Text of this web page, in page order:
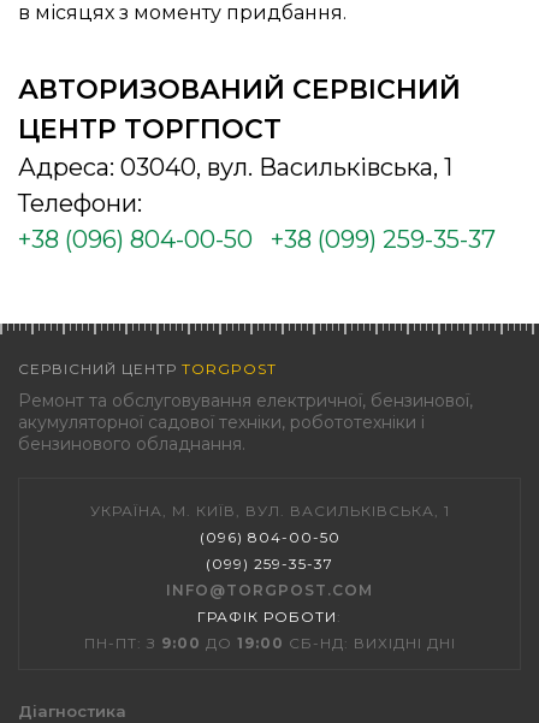
в місяцях з моменту придбання.
АВТОРИЗОВАНИЙ СЕРВІСНИЙ
ЦЕНТР ТОРГПОСТ
Адреса: 03040, вул. Васильківська, 1
Телефони:
+38 (096) 804-00-50
+38 (099) 259-35-37
СЕРВІСНИЙ ЦЕНТР TORGPOST
Ремонт та обслуговування електричної, бензинової,
акумуляторної садової техніки, робототехніки і
бензинового обладнання.
УКРАЇНА, М. КИЇВ, ВУЛ. ВАСИЛЬКІВСЬКА, 1
(096) 804-00-50
(099) 259-35-37
INFO@TORGPOST.COM
ГРАФІК РОБОТИ :
ПН-ПТ: З 9:00 ДО 19:00 СБ-НД: ВИХІДНІ ДНІ
Діагностика